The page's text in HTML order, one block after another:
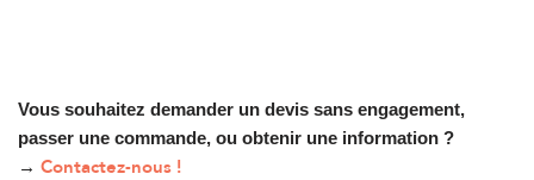
Vous souhaitez demander un devis sans engagement,
passer une commande, ou obtenir une information ?
→ Contactez-nous !